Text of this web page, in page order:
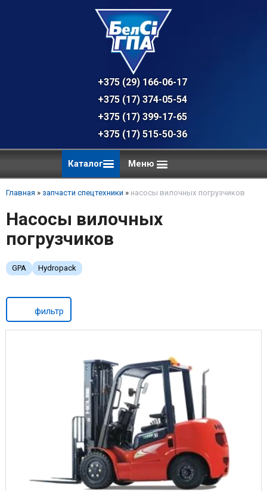
+375 (29) 166-06-17 - техническая
+375 (17) 374-05-54 - общий отдел,
+375 (17) 399-17-65
+375 (17) 515-50-36
Каталог Меню
Главная » запчасти спецтехники » насосы вилочных погрузчиков
Насосы вилочных
погрузчиков
GPA Hydropack
фильтр